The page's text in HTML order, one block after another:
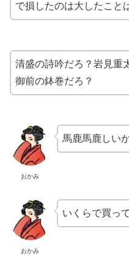
で損したのは大したこと
清盛の詩吟だろ？岩見重
御前の鉢巻だろ？
おかみ
馬鹿馬鹿しい
おかみ
いくらで買っ